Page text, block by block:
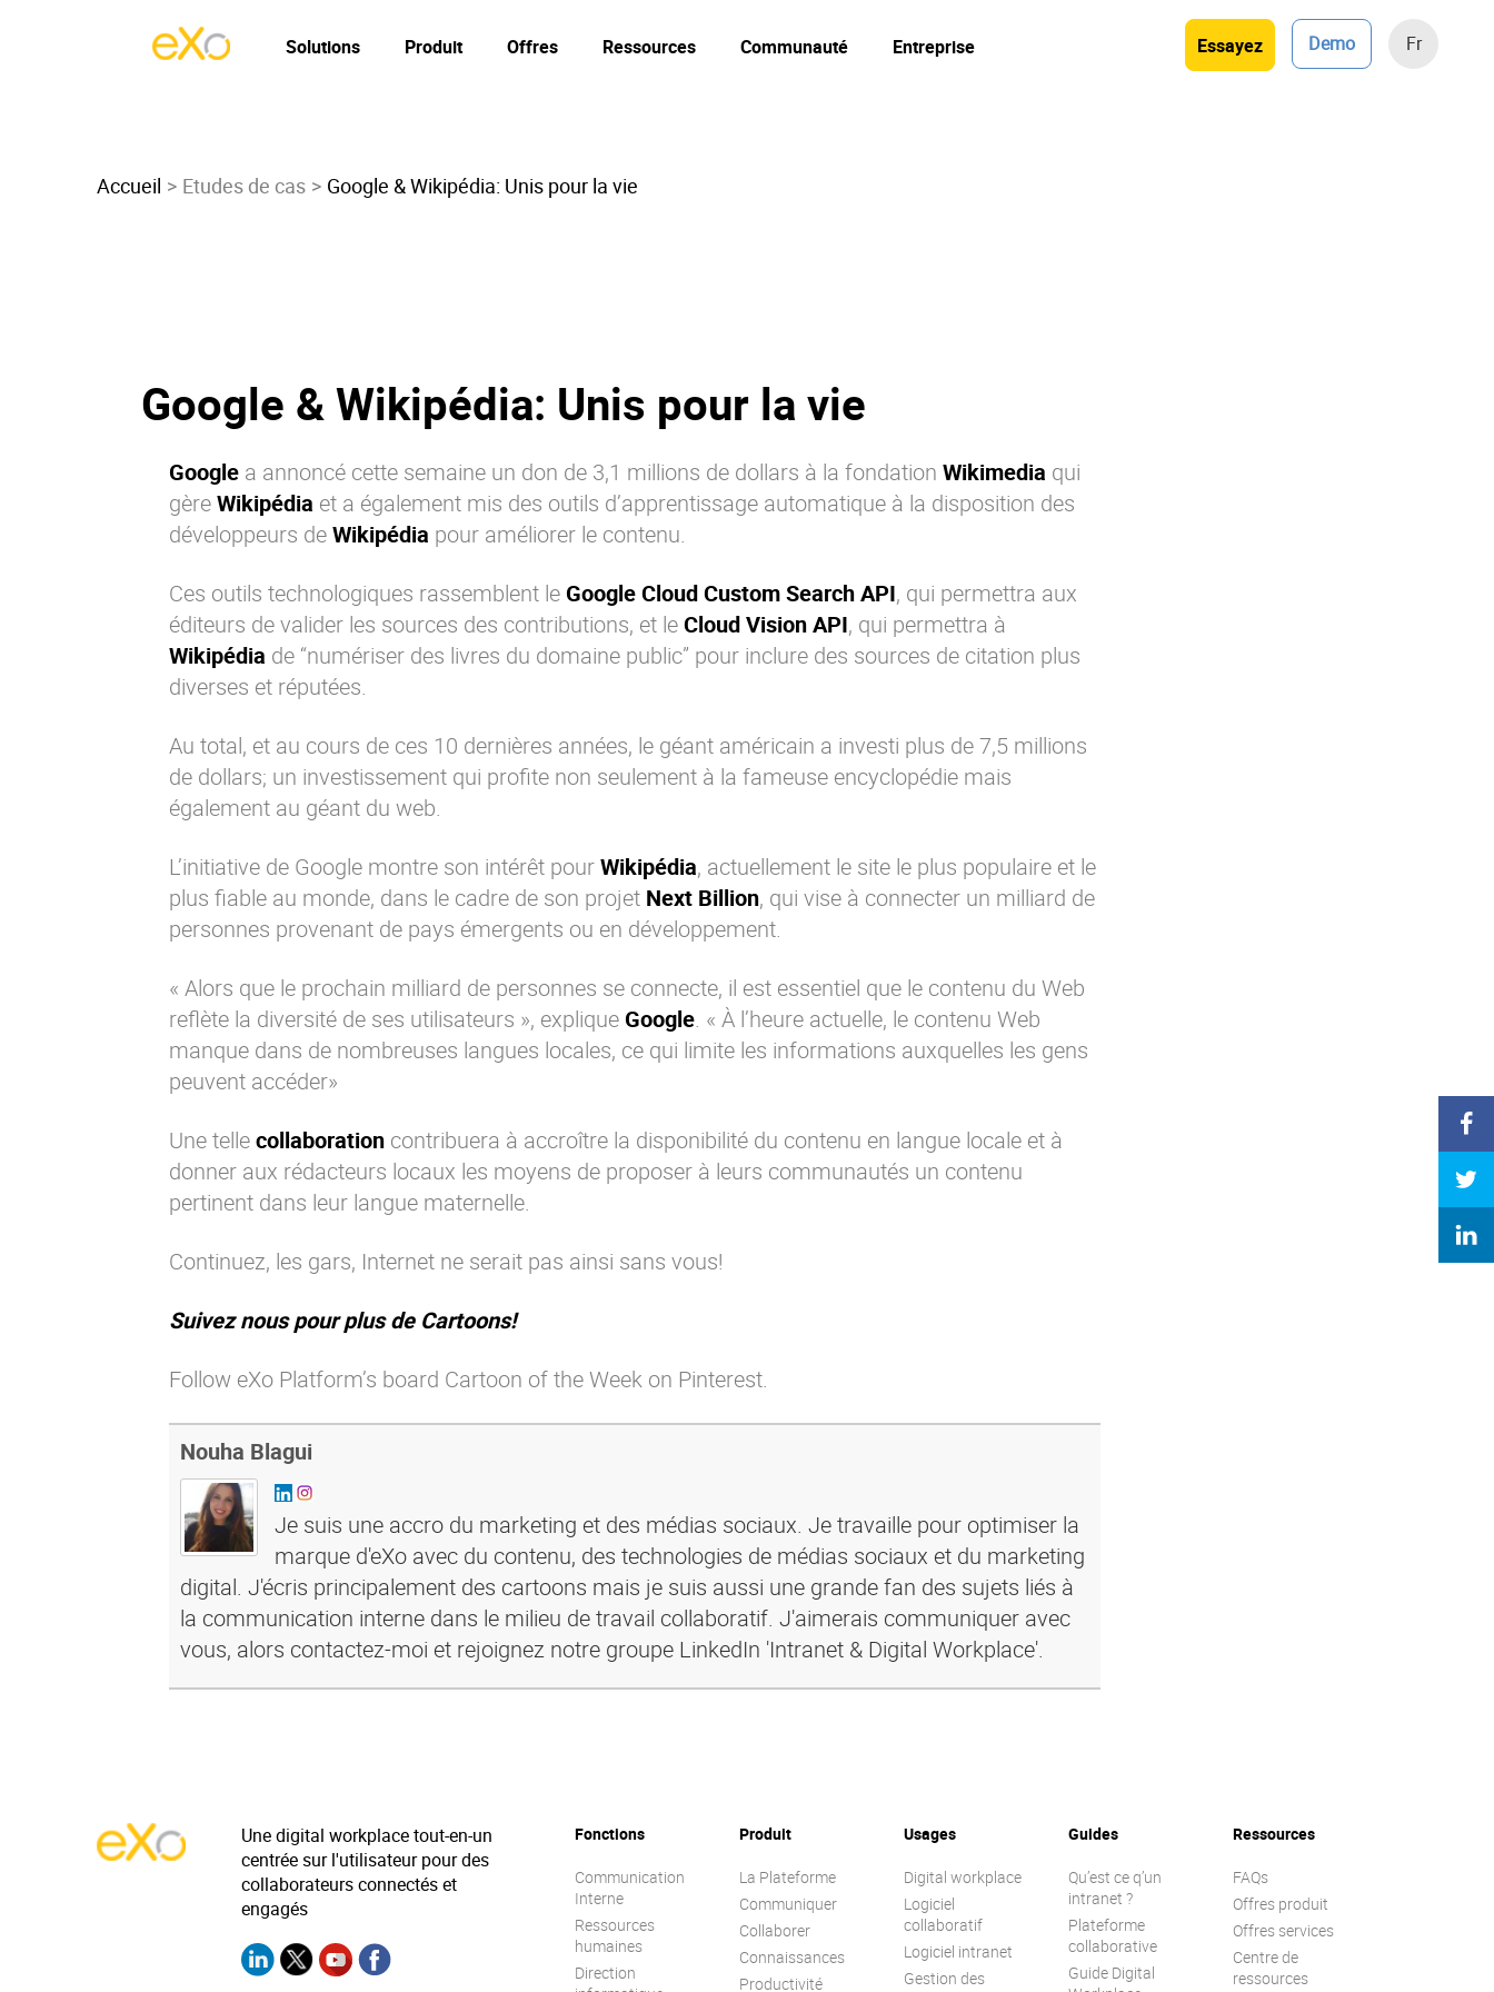
Essayez Demo Fr
Solutions Produit Offres Ressources Communauté Entreprise
Accueil Etudes de cas Google & Wikipédia: Unis pour la vie
Google & Wikipédia: Unis pour la vie
Google a annoncé cette semaine un don de 3,1 millions de dollars à la fondation Wikimedia qui
gèreWikipédia et a également mis des outils d’apprentissage automatique à la disposition des
développeurs deWikipédia pour améliorer le contenu.
Ces outils technologiques rassemblent le Google Cloud Custom Search API, qui permettra aux
éditeurs de valider les sources des contributions, et leCloud Vision API, qui permettra à
Wikipédia de “numériser des livres du domaine public” pour inclure des sources de citation plus
diverses et réputées.
Au total, et au cours de ces 10 dernières années, le géant américain a investi plus de 7,5 millions
de dollars; un investissement qui profite non seulement à la fameuse encyclopédie mais
également au géant du web.
L’initiative de Google montre son intérêt pourWikipédia, actuellement le site le plus populaire et le
plus fiable au monde, dans le cadre de son projet Next Billion, qui vise à connecter un milliard de
personnes provenant de pays émergents ou en développement.
« Alors que le prochain milliard de personnes se connecte, il est essentiel que le contenu du Web
reflète la diversité de ses utilisateurs », explique Google. « À l’heure actuelle, le contenu Web
manque dans de nombreuses langues locales, ce qui limite les informations auxquelles les gens
peuvent accéder»
Une tellecollaboration contribuera à accroître la disponibilité du contenu en langue locale et à
donner aux rédacteurs locaux les moyens de proposer à leurs communautés un contenu
pertinent dans leur langue maternelle.
Continuez, les gars, Internet ne serait pas ainsi sans vous!
Suivez nous pour plus de Cartoons!
Follow eXo Platform’s board Cartoon of the Week on Pinterest.
Nouha Blagui
Je suis une accro du marketing et des médias sociaux. Je travaille pour optimiser la
marque d'eXo avec du contenu, des technologies de médias sociaux et du marketing
digital. J'écris principalement des cartoons mais je suis aussi une grande fan des sujets liés à
la communication interne dans le milieu de travail collaboratif. J'aimerais communiquer avec
vous, alors contactez-moi et rejoignez notre groupe LinkedIn 'Intranet & Digital Workplace'.
Une digital workplace tout-en-un
centrée sur l'utilisateur pour des
collaborateurs connectés et
engagés
Fonctions
Communication
Interne
Ressources
humaines
Direction
Produit
La Plateforme
Communiquer
Collaborer
Connaissances
Productivité
Usages
Digital workplace
Logiciel
collaboratif
Logiciel intranet
Gestion des
Guides
Qu’est ce q’un
intranet ?
Plateforme
collaborative
Guide Digital
Ressources
FAQs
Offres produit
Offres services
Centre de
ressources